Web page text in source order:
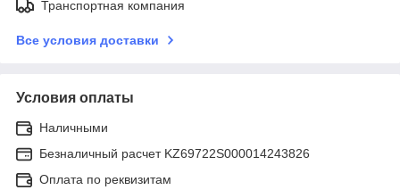
Транспортная компания
Все условия доставки
Условия оплаты
Наличными
Безналичный расчет KZ69722S000014243826
Оплата по реквизитам